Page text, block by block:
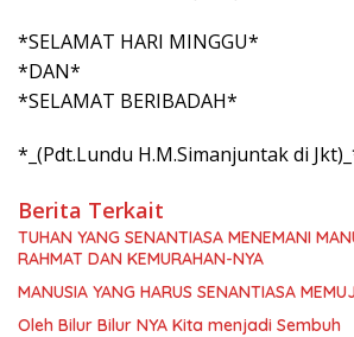
*SELAMAT HARI MINGGU*
*DAN*
*SELAMAT BERIBADAH*
*_(Pdt.Lundu H.M.Simanjuntak di
Berita Terkait
TUHAN YANG SENANTIASA MENEMANI
RAHMAT DAN KEMURAHAN-NYA
MANUSIA YANG HARUS SENANTIASA
Oleh Bilur Bilur NYA Kita menjadi Sembuh